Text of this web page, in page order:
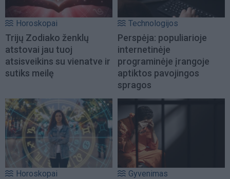
Horoskopai
Trijų Zodiako ženklų
atstovai jau tuoj
atsisveikins su vienatve ir
sutiks meilę
Technologijos
Perspėja: populiarioje
internetinėje
programinėje įrangoje
aptiktos pavojingos
spragos
Horoskopai Gyvenimas